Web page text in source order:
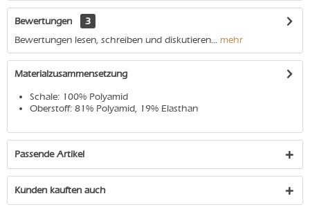
Bewertungen
3
Bewertungen lesen, schreiben und diskutieren... mehr
Materialzusammensetzung
Schale: 100% Polyamid
Oberstoff: 81% Polyamid, 19% Elasthan
Passende Artikel
Kunden kauften auch